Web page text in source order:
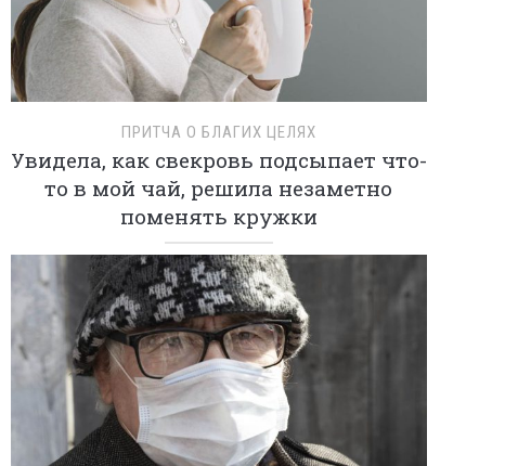
ПРИТЧА О БЛАГИХ ЦЕЛЯХ
Увидела, как свекровь подсыпает что-
то в мой чай, решила незаметно
поменять кружки